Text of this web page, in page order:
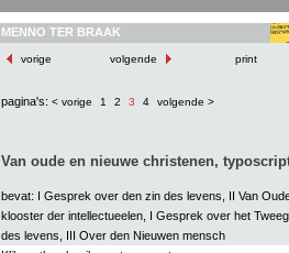
MENNO TER BRAAK
vorige volgende print
pagina's: < vorige 1 2 3 4 volgende >
Van oude en nieuwe christenen,
bevat: I Gesprek over den zin des levens, II Van
klooster der intellectueelen, I Gesprek over het
des levens, III Over den Nieuwen mensch